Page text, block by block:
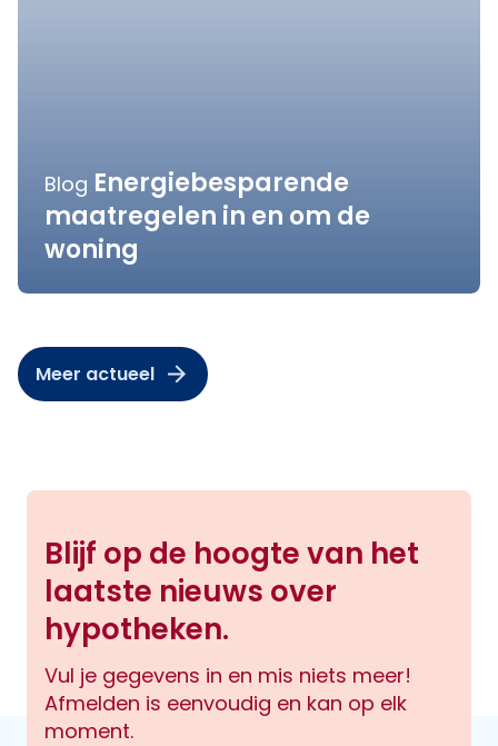
Blog Energiebesparende
maatregelen in en om de
woning
Meer actueel
Blijf op de hoogte van het
laatste nieuws over
hypotheken.
Vul je gegevens in en mis niets meer!
Afmelden is eenvoudig en kan op elk
moment.